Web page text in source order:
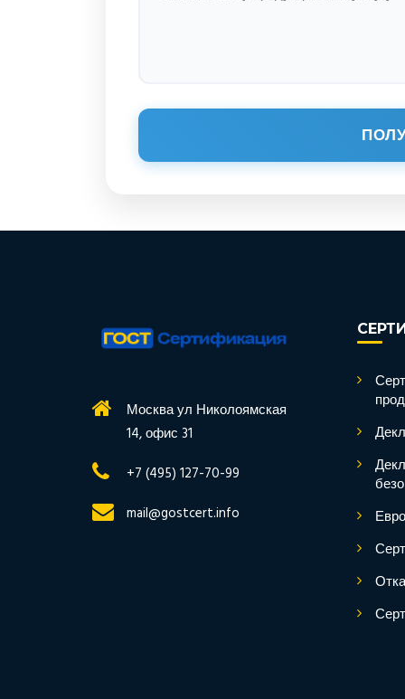
Москва ул Николоямская
14, офис 31
+7 (495) 127-70-99
mail@gostcert.info